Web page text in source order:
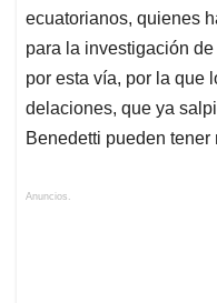
ecuatorianos, quienes
para la investigación
por esta vía, por la que
delaciones, que ya
Benedetti pueden
Anuncios.